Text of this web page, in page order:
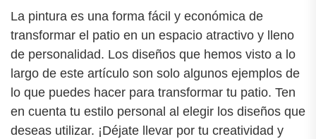
La pintura es una forma fácil y económica de
transformar el patio en un espacio atractivo y lleno
de personalidad. Los diseños que hemos visto a lo
largo de este artículo son solo algunos ejemplos de
lo que puedes hacer para transformar tu patio. Ten
en cuenta tu estilo personal al elegir los diseños que
deseas utilizar. ¡Déjate llevar por tu creatividad y